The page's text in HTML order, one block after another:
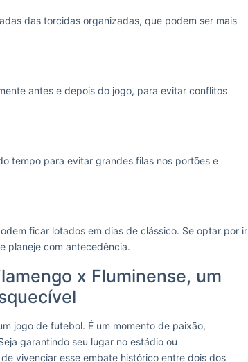
das torcidas organizadas, que podem ser mais
antes e depois do jogo, para evitar conflitos
tempo para evitar grandes filas nos portões e
ficar lotados em dias de clássico. Se optar por ir
planeje com antecedência.
x Fluminense, um
jogo de futebol. É um momento de paixão,
garantindo seu lugar no estádio ou
vivenciar esse embate histórico entre dois dos